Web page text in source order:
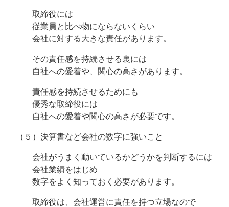
取締役には
従業員と比べ物にならないくらい
会社に対する大きな責任があります。
その責任感を持続させる裏には
自社への愛着や、関心の高さがあります。
責任感を持続させるためにも
優秀な取締役には
自社への愛着や関心の高さが必要です。
（５）決算書など会社の数字に強いこと
会社がうまく動いているかどうかを判断するには
会社業績をはじめ
数字をよく知っておく必要があります。
取締役は、会社運営に責任を持つ立場なので